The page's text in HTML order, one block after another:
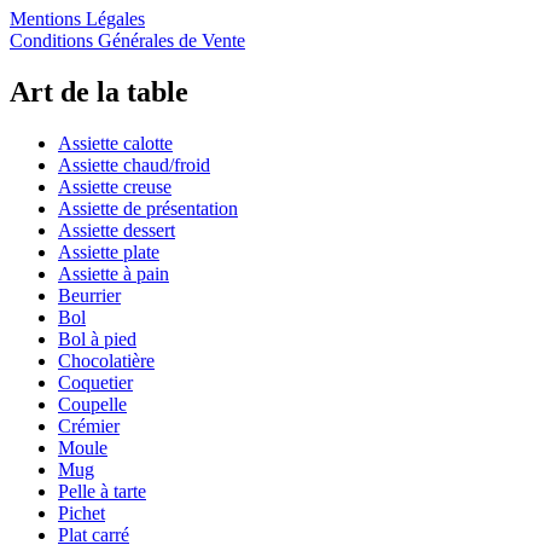
Mentions Légales
Conditions Générales de Vente
Art de la table
Assiette calotte
Assiette chaud/froid
Assiette creuse
Assiette de présentation
Assiette dessert
Assiette plate
Assiette à pain
Beurrier
Bol
Bol à pied
Chocolatière
Coquetier
Coupelle
Crémier
Moule
Mug
Pelle à tarte
Pichet
Plat carré